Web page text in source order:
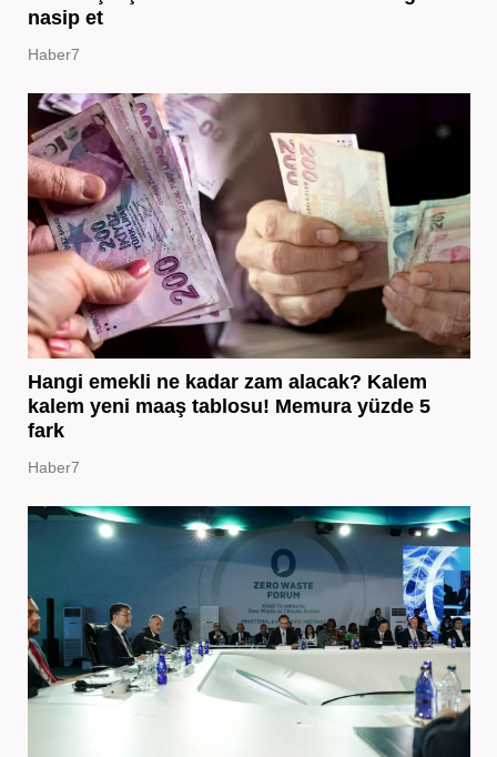
nasip et
Haber7
Hangi emekli ne kadar zam alacak? Kalem
kalem yeni maaş tablosu! Memura yüzde 5
fark
Haber7